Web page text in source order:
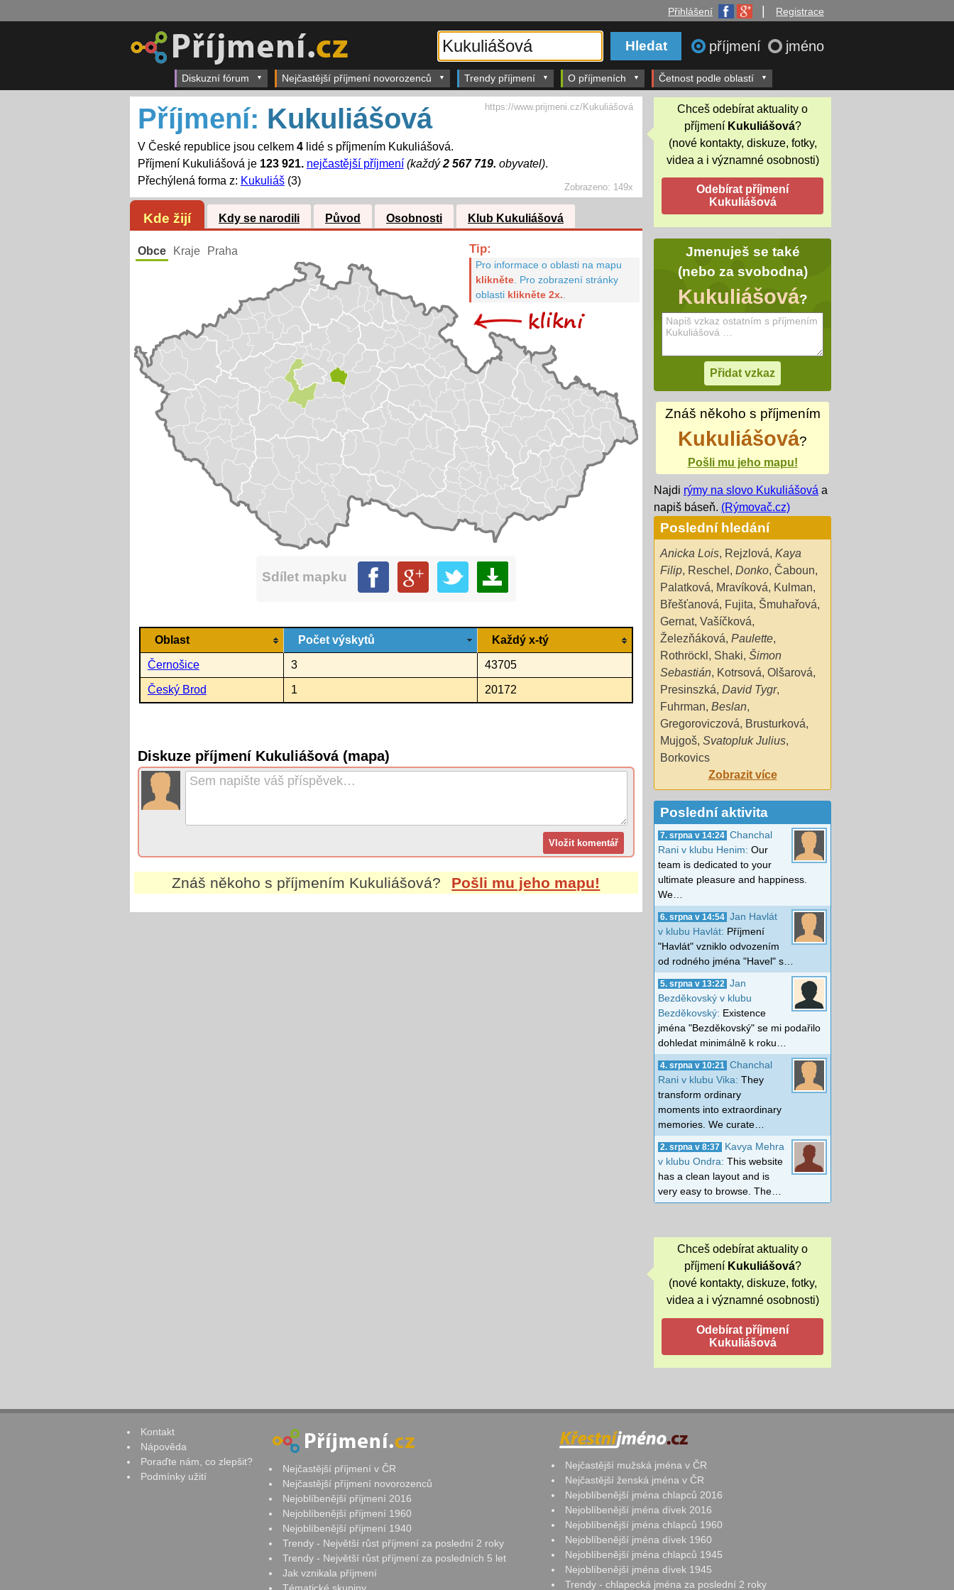
Přihlášení Registrace
příjmení jméno
Diskuzní fórum Nejčastější příjmení novorozenců Trendy příjmení O příjmeních Četnost podle oblastí
Zobrazeno: 149x
Příjmení: Kukuliášová
V České republice jsou celkem 4lidé s příjmením Kukuliášová.
Příjmení Kukuliášová je 123 921. nejčastější příjmení (každý2 567 719. obyvatel).
Přechýlená forma z: Kukuliáš(3)
https://www.prijmeni.cz/Kukuliášová
Kde žijí Kdy se narodili Původ Osobnosti Klub Kukuliášová
Obce Kraje Praha Tip:
Pro informace o oblasti na mapu
klikněte. Pro zobrazení stránky
oblasti klikněte 2x.
Sdílet mapku
Oblast Počet výskytů Každý x-tý
Černošice 3 43705
Český Brod 1 20172
Diskuze příjmení Kukuliášová (mapa)
Znáš někoho s příjmením Kukuliášová? Pošli mu jeho mapu!
Chceš odebírat aktuality o
příjmení Kukuliášová?
(nové kontakty, diskuze, fotky,
videa a i významné osobnosti)
Jmenuješ se také
(nebo za svobodna)
Kukuliášová?
Znáš někoho s příjmením
Kukuliášová?
Pošli mu jeho mapu!
Najdi rýmy na slovo Kukuliášová a
napiš báseň. (Rýmovač.cz)
Poslední hledání
Anicka Lois, Rejzlová, Kaya
Filip, Reschel , Donko, Čaboun,
Palatková, Mravíková, Kulman,
Břešťanová, Fujita, Šmuhařová,
Gernat, Vašíčková,
Železňáková, Paulette,
Rothröckl , Shaki, Šimon
Sebastián, Kotrsová, Olšarová,
Presinszká, David Tygr,
Fuhrman, Beslan,
Gregoroviczová, Brusturková,
Mujgoš, Svatopluk Julius,
Borkovics
Zobrazit více
Poslední aktivita
7. srpna v 14:24 Chanchal
Rani v klubu Henim: Our
team is dedicated to your
ultimate pleasure and happiness.
We…
6. srpna v 14:54 Jan Havlát
v klubu Havlát: Příjmení
"Havlát" vzniklo odvozením
od rodného jména "Havel" s…
5. srpna v 13:22
Jan
Bezděkovský v klubu
Bezděkovský: Existence
jména "Bezděkovský" se mi podařilo
dohledat minimálně k roku…
4. srpna v 10:21
Chanchal
Rani v klubu Vika: They
transform ordinary
moments into extraordinary
memories. We curate…
2. srpna v 8:37
Kavya Mehra
v klubu Ondra: This website
has a clean layout and is
very easy to browse. The…
Chceš odebírat aktuality o
příjmení Kukuliášová?
(nové kontakty, diskuze, fotky,
videa a i významné osobnosti)
Kontakt
Nápověda
Poraďte nám, co zlepšit?
Podmínky užití
Nejčastější příjmení v ČR
Nejčastější příjmení novorozenců
Nejoblíbenější příjmení 2016
Nejoblíbenější příjmení 1960
Nejoblíbenější příjmení 1940
Trendy - Největší růst příjmení za poslední 2 roky
Trendy - Největší růst příjmení za posledních 5 let
Jak vznikala příjmení
Nejčastější mužská jména v ČR
Nejčastější ženská jména v ČR
Nejoblíbenější jména chlapců 2016
Nejoblíbenější jména dívek 2016
Nejoblíbenější jména chlapců 1960
Nejoblíbenější jména dívek 1960
Nejoblíbenější jména chlapců 1945
Nejoblíbenější jména dívek 1945
Trendy - chlapecká jména za poslední 2 roky